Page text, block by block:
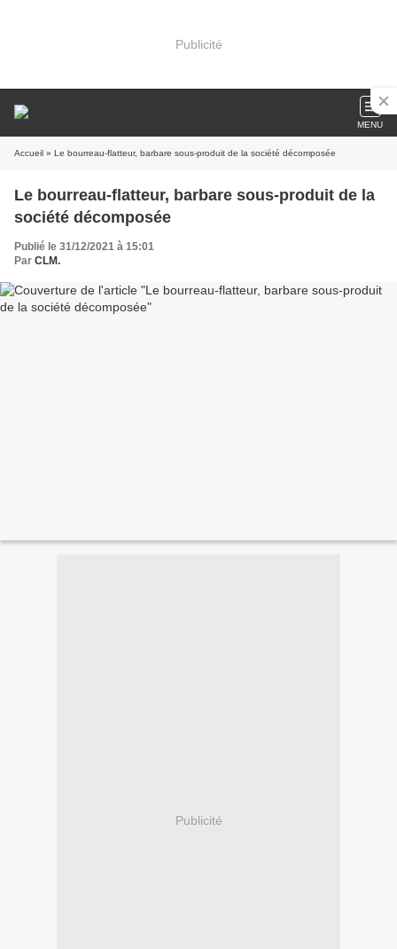
Publicité
MENU
Accueil » Le bourreau-flatteur, barbare sous-produit de la société décomposée
Le bourreau-flatteur, barbare sous-produit de la
société décomposée
Publié le 31/12/2021 à 15:01
Par CLM.
Publicité